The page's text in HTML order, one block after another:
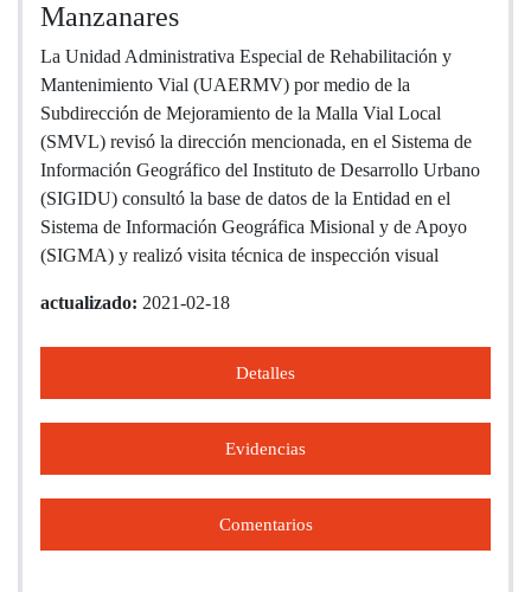
Manzanares
La Unidad Administrativa Especial de Rehabilitación y
Mantenimiento Vial (UAERMV) por medio de la
Subdirección de Mejoramiento de la Malla Vial Local
(SMVL) revisó la dirección mencionada, en el Sistema de
Información Geográfico del Instituto de Desarrollo Urbano
(SIGIDU) consultó la base de datos de la Entidad en el
Sistema de Información Geográfica Misional y de Apoyo
(SIGMA) y realizó visita técnica de inspección visual
actualizado: 2021-02-18
Detalles
Evidencias
Comentarios